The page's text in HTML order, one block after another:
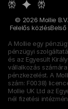
© 2026 Mollie B.V.
Felelős közlés
A Mollie egy
pénzügyi
és az Egyesült
vállalkozás
pénzkezelést. A
szám: F0038)
Mollie UK Ltd az
nél fizetési